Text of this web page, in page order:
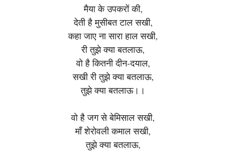
मैया के उपकरों की,
देती है मुसीबत टाल सखी,
कहा जाए ना सारा हाल सखी,
री तुझे क्या बतलाऊ,
वो है कितनी दीन-दयाल,
सखी री तुझे क्या बतलाऊ,
तुझे क्या बतलाऊ।।
वो है जग से बेमिसाल सखी,
माँ शेरोवली कमाल सखी,
तुझे क्या बतलाऊ,